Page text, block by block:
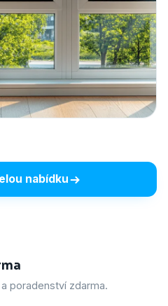
nabídku
poradenství zdarma.